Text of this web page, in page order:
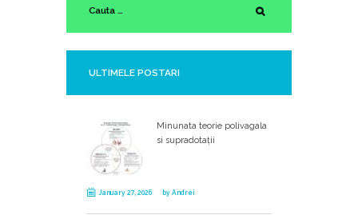
ULTIMELE POSTARI
Minunata teorie polivagala
si supradotații
January 27, 2026 byAndrei